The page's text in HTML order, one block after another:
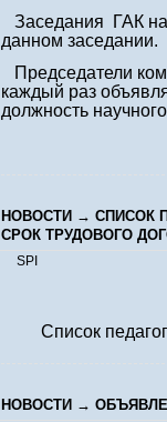
Заседания ГАК
данном заседании.
Председатели
каждый раз
должность
НОВОСТИ → СПИСОК
СРОК ТРУДОВОГО
SPI
Список
НОВОСТИ →